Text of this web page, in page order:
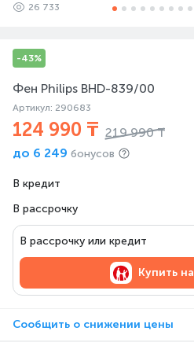
26 733
-43%
Фен Philips BHD-839/00
Артикул: 290683
124 990 ₸ 219 990 ₸
до 6 249 бонусов
В кредит
В рассрочку
В рассрочку или кредит
Купить на
Сообщить о снижении цены